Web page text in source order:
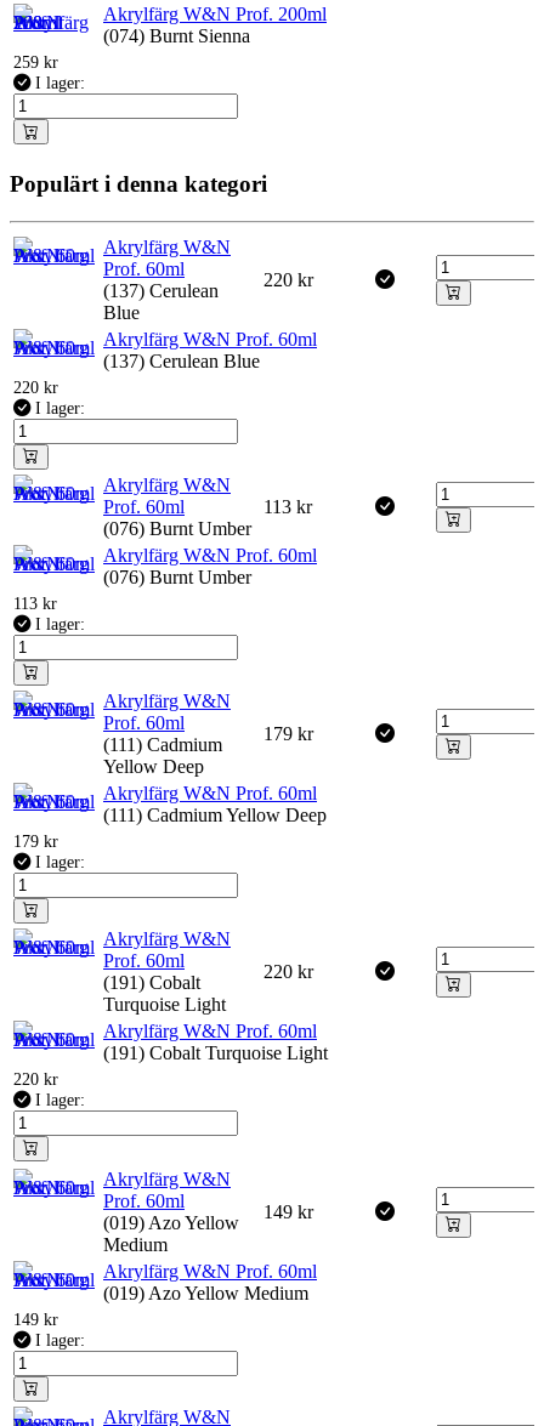
Akrylfärg W&N Prof. 200ml
(074) Burnt Sienna
259 kr
I lager:
Populärt i denna kategori
Akrylfärg W&N
Prof. 60ml
(137) Cerulean
Blue
220 kr
Akrylfärg W&N Prof. 60ml
(137) Cerulean Blue
220 kr
I lager:
Akrylfärg W&N
Prof. 60ml
(076) Burnt Umber
113 kr
Akrylfärg W&N Prof. 60ml
(076) Burnt Umber
113 kr
I lager:
Akrylfärg W&N
Prof. 60ml
(111) Cadmium
Yellow Deep
179 kr
Akrylfärg W&N Prof. 60ml
(111) Cadmium Yellow Deep
179 kr
I lager:
Akrylfärg W&N
Prof. 60ml
(191) Cobalt
Turquoise Light
220 kr
Akrylfärg W&N Prof. 60ml
(191) Cobalt Turquoise Light
220 kr
I lager:
Akrylfärg W&N
Prof. 60ml
(019) Azo Yellow
Medium
149 kr
Akrylfärg W&N Prof. 60ml
(019) Azo Yellow Medium
149 kr
I lager:
Akrylfärg W&N